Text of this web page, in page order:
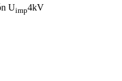
Uimp4kV